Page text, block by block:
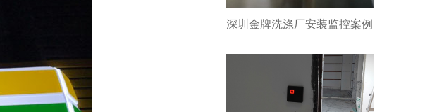
深圳金牌洗涤厂安装监控案例